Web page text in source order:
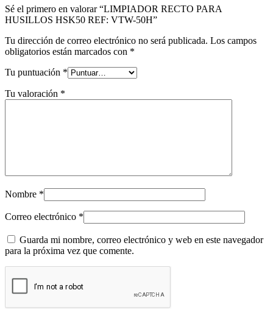
Sé el primero en valorar “LIMPIADOR RECTO PARA
HUSILLOS HSK50 REF: VTW-50H”
Tu dirección de correo electrónico no será publicada. Los campos
obligatorios están marcados con *
Tu puntuación *
Tu valoración *
Nombre *
Correo electrónico *
Guarda mi nombre, correo electrónico y web en este navegador
para la próxima vez que comente.